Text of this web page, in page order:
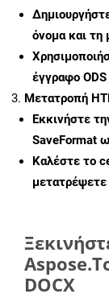
όνομα και τη
έγγραφο
Μετατροπή
Εκκινήστε
SaveFormat
Καλέστε το
DOCX